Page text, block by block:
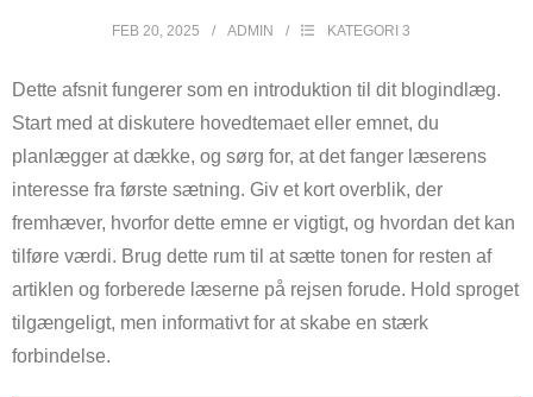
FEB 20, 2025 ADMIN KATEGORI 3
Dette afsnit fungerer som en introduktion til dit blogindlæg.
Start med at diskutere hovedtemaet eller emnet, du
planlægger at dække, og sørg for, at det fanger læserens
interesse fra første sætning. Giv et kort overblik, der
fremhæver, hvorfor dette emne er vigtigt, og hvordan det kan
tilføre værdi. Brug dette rum til at sætte tonen for resten af
artiklen og forberede læserne på rejsen forude. Hold sproget
tilgængeligt, men informativt for at skabe en stærk
forbindelse.